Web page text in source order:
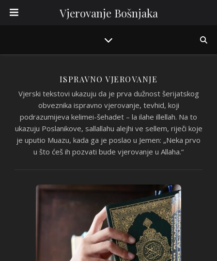
Vjerovanje Bošnjaka
ISPRAVNO VJEROVANJE
Vjerski tekstovi ukazuju da je prva dužnost šerijatskog
obveznika ispravno vjerovanje, tevhid, koji
podrazumijeva kelimei-šehadet – la ilahe illellah. Na to
ukazuju Poslanikove, sallallahu alejhi ve sellem, riječi koje
je uputio Muazu, kada ga je poslao u Jemen: „Neka prvo
u što ćeš ih pozvati bude vjerovanje u Allaha.“